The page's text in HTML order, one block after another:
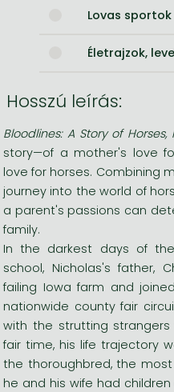
Lovas sportok
Életrajzok,
Hosszú leírás:
Bloodlines: A Story of
story—of a mother's love
love for horses. Combining
journey into the world of
a parent's passions can
family.
In the darkest days of
school, Nicholas's father,
failing Iowa farm and
nationwide county fair
with the strutting
fair time, his life trajectory
the thoroughbred, the
he and his wife had